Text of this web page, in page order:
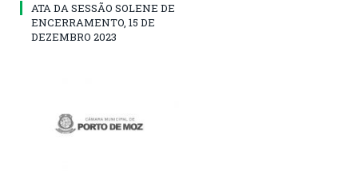
ATA DA SESSÃO SOLENE DE
ENCERRAMENTO, 15 DE
DEZEMBRO 2023